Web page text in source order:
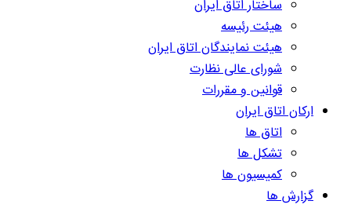
ساختار اتاق ایران
هیئت رئیسه
هیئت نمایندگان اتاق ایران
شورای عالی نظارت
قوانین و مقررات
ارکان اتاق ایران
اتاق ها
تشکل ها
کمیسیون ها
گزارش ها